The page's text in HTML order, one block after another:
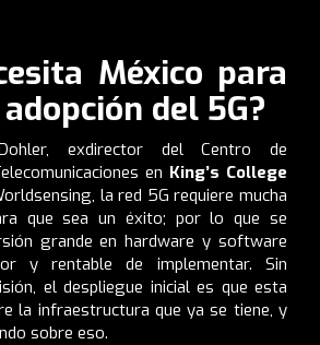
México para
del 5G?
exdirector del Centro de
en King’s College
la red 5G requiere mucha
que sea un éxito; por lo que se
grande en hardware y software
y rentable de implementar. Sin
el despliegue inicial es que esta
la infraestructura que ya se tiene, y
sobre eso.